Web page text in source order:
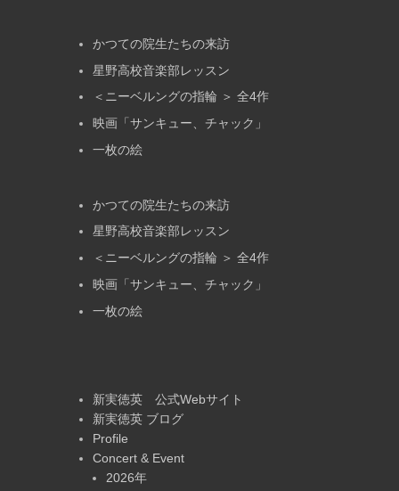
かつての院生たちの来訪
星野高校音楽部レッスン
＜ニーベルングの指輪 ＞ 全4作
映画「サンキュー、チャック」
一枚の絵
かつての院生たちの来訪
星野高校音楽部レッスン
＜ニーベルングの指輪 ＞ 全4作
映画「サンキュー、チャック」
一枚の絵
新実徳英 公式Webサイト
新実徳英 ブログ
Profile
Concert & Event
2026年